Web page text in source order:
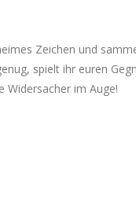
Zeichen und
spielt ihr euren
Widersacher im Auge!